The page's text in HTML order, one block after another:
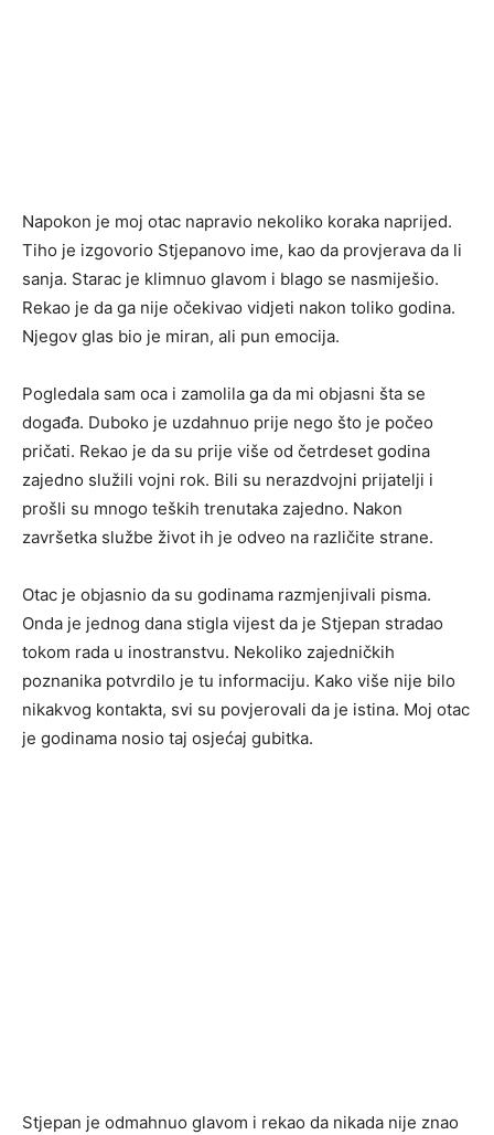
Napokon je moj otac napravio nekoliko koraka naprijed.
Tiho je izgovorio Stjepanovo ime, kao da provjerava da li
sanja. Starac je klimnuo glavom i blago se nasmiješio.
Rekao je da ga nije očekivao vidjeti nakon toliko godina.
Njegov glas bio je miran, ali pun emocija.
Pogledala sam oca i zamolila ga da mi objasni šta se
događa. Duboko je uzdahnuo prije nego što je počeo
pričati. Rekao je da su prije više od četrdeset godina
zajedno služili vojni rok. Bili su nerazdvojni prijatelji i
prošli su mnogo teških trenutaka zajedno. Nakon
završetka službe život ih je odveo na različite strane.
Otac je objasnio da su godinama razmjenjivali pisma.
Onda je jednog dana stigla vijest da je Stjepan stradao
tokom rada u inostranstvu. Nekoliko zajedničkih
poznanika potvrdilo je tu informaciju. Kako više nije bilo
nikakvog kontakta, svi su povjerovali da je istina. Moj otac
je godinama nosio taj osjećaj gubitka.
Stjepan je odmahnuo glavom i rekao da nikada nije znao